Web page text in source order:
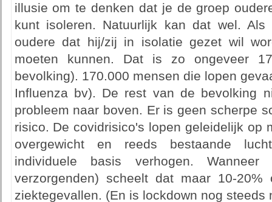
illusie om te denken dat je de groep
kunt isoleren. Natuurlijk kan dat wel.
oudere dat hij/zij in isolatie gezet wil
moeten kunnen. Dat is zo ongeveer
bevolking). 170.000 mensen die lopen
Influenza bv). De rest van de bevolking
probleem naar boven. Er is geen scherpe
risico. De covidrisico's lopen geleidelijk op
overgewicht en reeds bestaande
individuele basis verhogen.
verzorgenden) scheelt dat maar 10-
ziektegevallen. (En is lockdown nog steeds